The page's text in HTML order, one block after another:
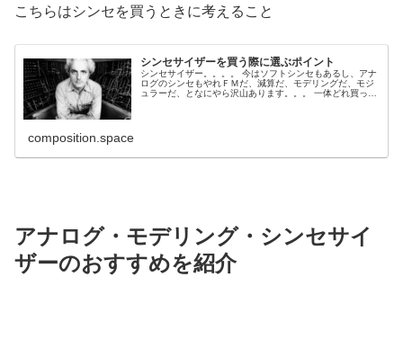
こちらはシンセを買うときに考えること
シンセサイザーを買う際に選ぶポイント
シンセサイザー。。。。 今はソフトシンセもあるし、アナ
ログのシンセもやれＦＭだ、減算だ、モデリングだ、モジ
ュラーだ、となにやら沢山あります。。。 一体どれ買った
composition.space
アナログ・モデリング・シンセサイ
ザーのおすすめを紹介